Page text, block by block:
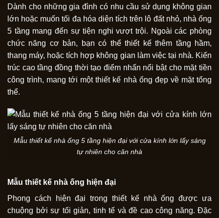
Dành cho những gia đình có nhu cầu sử dụng không gian
lớn hoặc muốn tối đa hóa diện tích trên lô đất nhỏ, nhà ống
5 tầng mang đến sự tiện nghi vượt trội. Ngoài các phòng
chức năng cơ bản, bạn có thể thiết kế thêm tầng hầm,
thang máy, hoặc tích hợp không gian làm việc tại nhà. Kiến
trúc cao tầng đồng thời tạo điểm nhấn nổi bật cho mặt tiền
công trình, mang tới một thiết kế nhà ống đẹp về mặt tổng
thể.
Mẫu thiết kế nhà ống 5 tầng hiện đại với cửa kính lớn lấy sáng
tự nhiên cho căn nhà
Mẫu thiết kế nhà ống hiện đại
Phong cách hiện đại trong thiết kế nhà ống được ưa
chuộng bởi sự tối giản, tinh tế và đề cao công năng. Đặc